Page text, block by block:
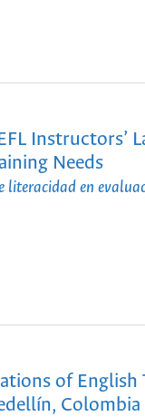
Instructors’
Needs
literacidad en
of English
Colombia